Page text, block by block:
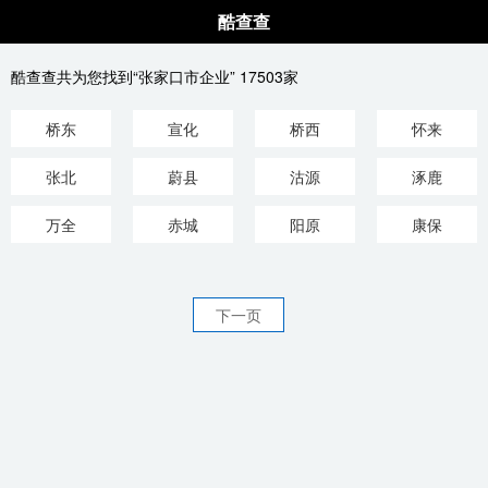
酷查查
酷查查共为您找到“张家口市企业” 17503家
桥东 宣化 桥西 怀来
张北 蔚县 沽源 涿鹿
万全 赤城 阳原 康保
下一页